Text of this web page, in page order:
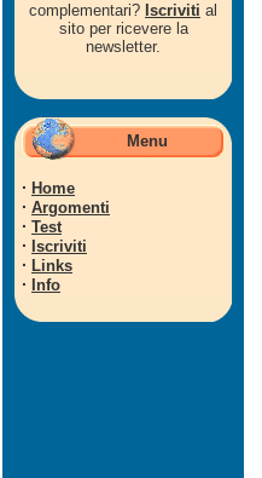
complementari? Iscriviti al
sito per ricevere la
newsletter.
Menu
· Home
· Argomenti
· Test
· Iscriviti
· Links
· Info